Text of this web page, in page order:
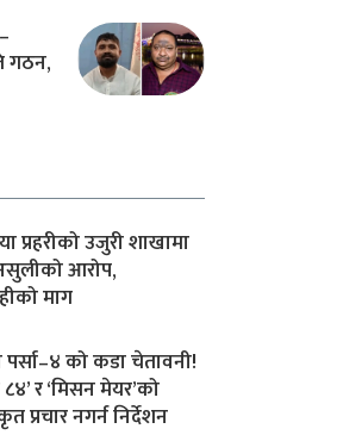
गठन,
प्रहरीको उजुरी शाखामा
आरोप,
माग
पर्सा–४ को कडा चेतावनी!
र ‘मिसन मेयर’को
प्रचार नगर्न निर्देशन